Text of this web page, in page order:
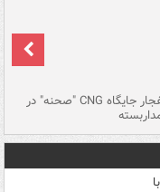
لحظه انفجار جایگاه CNG "صحنه" در